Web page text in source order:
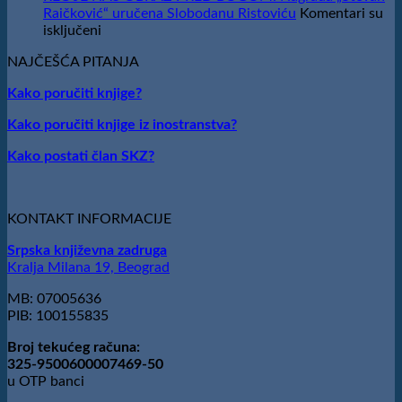
Stefan
nagrade
Danojlić“
poeziju
Raičković“ uručena Slobodanu Ristoviću Komentari su
isključeni
JE
OBRAZ
BOGOM:
Nagrada
„Stevan
Slobodanu
NAJČEŠĆA PITANJA
Kako poručiti knjige?
Kako poručiti knjige iz inostranstva?
Kako postati član SKZ?
KONTAKT INFORMACIJE
Srpska književna zadruga
Kralja Milana 19, Beograd
MB: 07005636
PIB: 100155835
Broj tekućeg računa:
325-9500600007469-50
u OTP banci